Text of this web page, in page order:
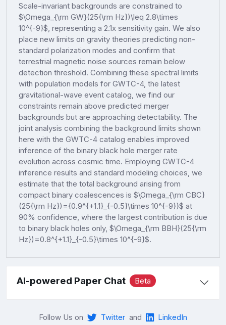
Scale-invariant backgrounds are constrained to
$\Omega_{\rm GW}(25{\rm Hz})\leq 2.8\times
10^{-9}$, representing a 2.1x sensitivity gain. We also
place new limits on gravity theories predicting non-
standard polarization modes and confirm that
terrestrial magnetic noise sources remain below
detection threshold. Combining these spectral limits
with population models for GWTC-4, the latest
gravitational-wave event catalog, we find our
constraints remain above predicted merger
backgrounds but are approaching detectability. The
joint analysis combining the background limits shown
here with the GWTC-4 catalog enables improved
inference of the binary black hole merger rate
evolution across cosmic time. Employing GWTC-4
inference results and standard modeling choices, we
estimate that the total background arising from
compact binary coalescences is $\Omega_{\rm CBC}
(25{\rm Hz})={0.9^{+1.1}_{-0.5}\times 10^{-9}}$ at
90% confidence, where the largest contribution is due
to binary black holes only, $\Omega_{\rm BBH}(25{\rm
Hz})=0.8^{+1.1}_{-0.5}\times 10^{-9}$.
AI-powered Paper Chat Beta
Follow Us on Twitter and LinkedIn